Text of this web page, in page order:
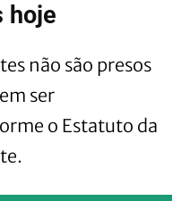
hoje
não são presos
ser
o Estatuto da